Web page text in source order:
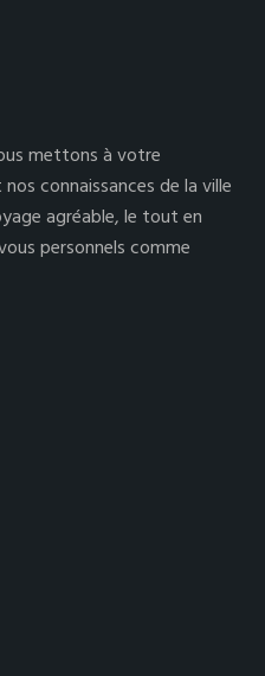
mettons à votre
connaissances de la ville
agréable, le tout en
personnels comme